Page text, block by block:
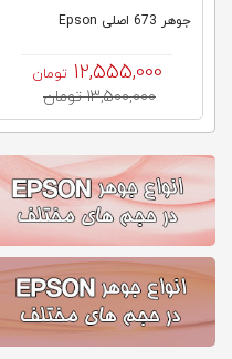
جوهر 673 اصلی Epson
12,555,000 تومان
13,500,000 تومان